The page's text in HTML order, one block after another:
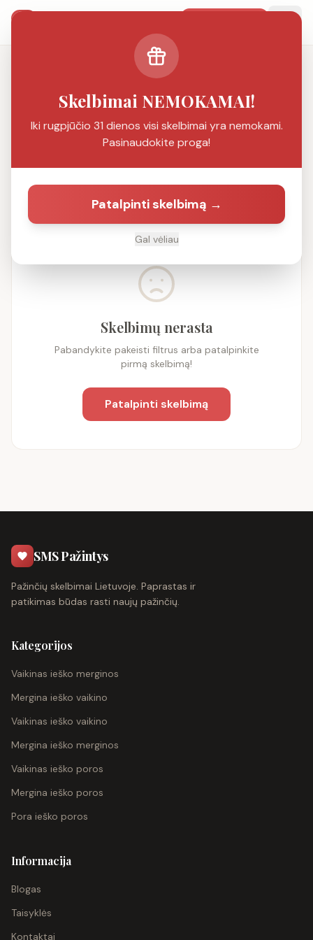
Filtrai
Skelbimų nerasta
Pabandykite pakeisti filtrus arba patalpinkite
pirmą skelbimą!
Patalpinti skelbimą
SMS Pažintys
Pažinčių skelbimai Lietuvoje. Paprastas ir
patikimas būdas rasti naujų pažinčių.
Kategorijos
Vaikinas ieško merginos
Mergina ieško vaikino
Vaikinas ieško vaikino
Mergina ieško merginos
Vaikinas ieško poros
Mergina ieško poros
Pora ieško poros
Informacija
Blogas
Taisyklės
Kontaktai
Skelbimai NEMOKAMAI!
Iki rugpjūčio 31 dienos visi skelbimai yra nemokami.
Pasinaudokite proga!
Patalpinti skelbimą →
Gal vėliau